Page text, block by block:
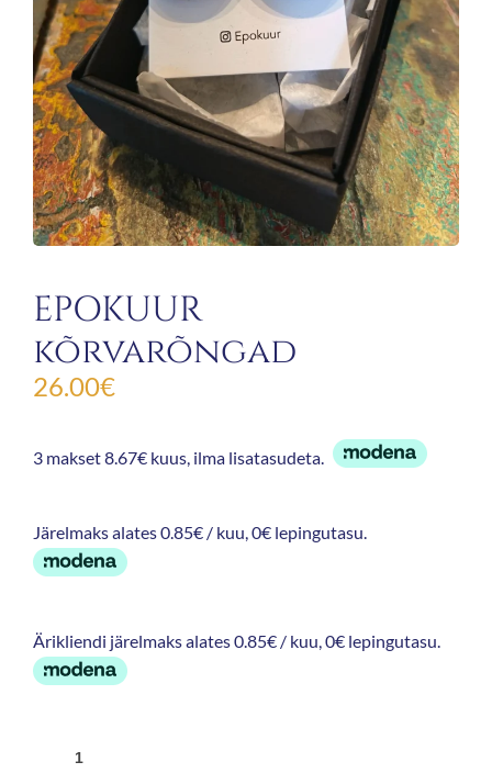
EPOKUUR
kõrvarõngad
26.00€
3 makset 8.67€ kuus, ilma lisatasudeta.
Järelmaks alates 0.85€ / kuu, 0€ lepingutasu.
Ärikliendi järelmaks alates 0.85€ / kuu, 0€ lepingutasu.